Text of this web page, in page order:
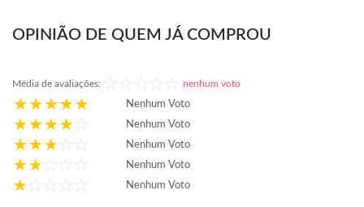
OPINIÃO DE QUEM JÁ COMPROU
Média de avaliações: nenhum voto
Nenhum Voto
Nenhum Voto
Nenhum Voto
Nenhum Voto
Nenhum Voto